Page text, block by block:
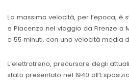
La massima velocità, per l’epoca, è
e Piacenza nel viaggio da Firenze a
e 55 minuti, con una velocità media
L’elettrotreno, precursore degli
stato presentato nel 1940